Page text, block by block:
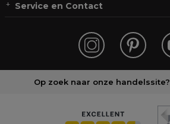
Service en Contact
Op zoek naar onze handelssite?